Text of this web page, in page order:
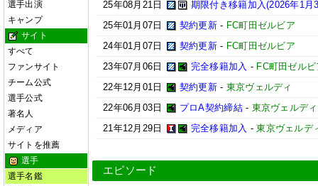
選手出演
キャンプ
サイト
すべて
ファンサイト
チーム公式
選手公式
著名人
メディア
サイトを推薦
選手
選手名鑑
25年08月21日
期限付き移籍加入(2026年1月
25年01月07日
契約更新 - FC町田ゼルビア
24年01月07日
契約更新 - FC町田ゼルビア
23年07月06日
完全移籍加入 - FC町田ゼルビ
22年12月01日
契約更新 - 東京ヴェルディ
22年06月03日
プロA契約締結- 東京ヴェルディ
21年12月29日
完全移籍加入 -東京ヴェルデ
エピソード